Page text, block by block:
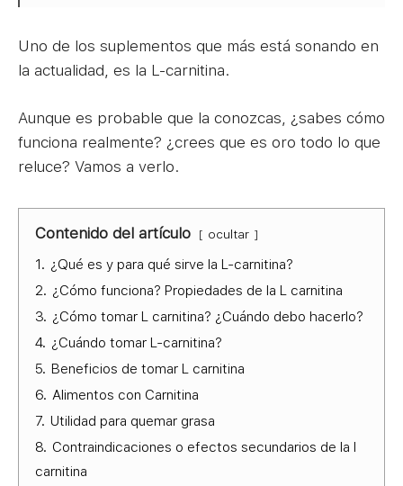
Uno de los suplementos que más está sonando en
la actualidad, es la L-carnitina.
Aunque es probable que la conozcas, ¿sabes cómo
funciona realmente? ¿crees que es oro todo lo que
reluce? Vamos a verlo.
Contenido del artículo ocultar
1. ¿Qué es y para qué sirve la L-carnitina?
2. ¿Cómo funciona? Propiedades de la L carnitina
3. ¿Cómo tomar L carnitina? ¿Cuándo debo hacerlo?
4. ¿Cuándo tomar L-carnitina?
5. Beneficios de tomar L carnitina
6. Alimentos con Carnitina
7. Utilidad para quemar grasa
8. Contraindicaciones o efectos secundarios de la l
carnitina